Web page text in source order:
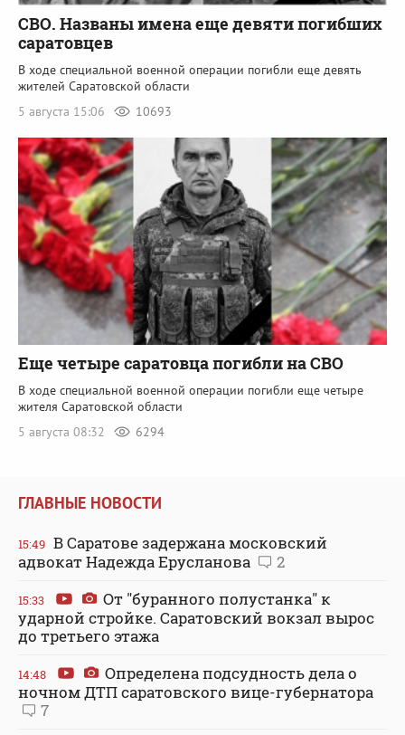
СВО. Названы имена еще девяти погибших
саратовцев
В ходе специальной военной операции погибли еще девять
жителей Саратовской области
5 августа 15:06
10693
Еще четыре саратовца погибли на СВО
В ходе специальной военной операции погибли еще четыре
жителя Саратовской области
5 августа 08:32
6294
ГЛАВНЫЕ НОВОСТИ
15:49 В Саратове задержана московский
адвокат Надежда Ерусланова
2
15:33
От "буранного полустанка" к
ударной стройке. Саратовский вокзал вырос
до третьего этажа
14:48
Определена подсудность дела о
ночном ДТП саратовского вице-губернатора
7